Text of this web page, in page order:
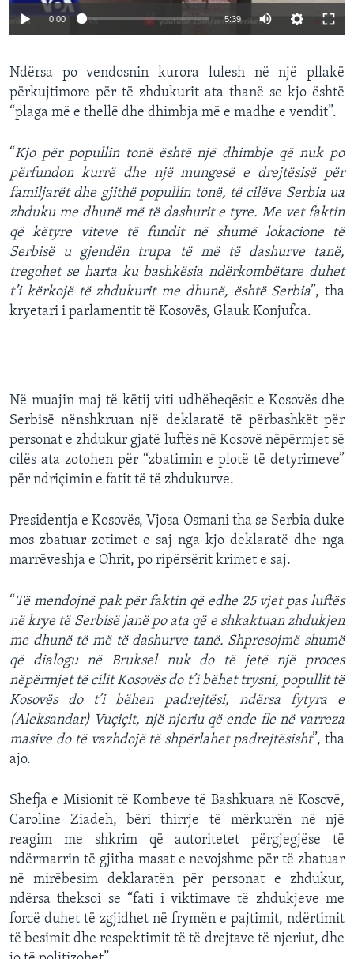
0:00 5:39
Ndërsa po vendosnin kurora lulesh në një pllakë
përkujtimore për të zhdukurit ata thanë se kjo është
“plaga më e thellë dhe dhimbja më e madhe e vendit”.
“Kjo për popullin tonë është një dhimbje që nuk po
përfundon kurrë dhe një mungesë e drejtësisë për
familjarët dhe gjithë popullin tonë, të cilëve Serbia ua
zhduku me dhunë më të dashurit e tyre. Me vet faktin
që këtyre viteve të fundit në shumë lokacione të
Serbisë u gjendën trupa të më të dashurve tanë,
tregohet se harta ku bashkësia ndërkombëtare duhet
t’i kërkojë të zhdukurit me dhunë, është Serbia”, tha
kryetari i parlamentit të Kosovës, Glauk Konjufca.
Në muajin maj të këtij viti udhëheqësit e Kosovës dhe
Serbisë nënshkruan një deklaratë të përbashkët për
personat e zhdukur gjatë luftës në Kosovë nëpërmjet së
cilës ata zotohen për “zbatimin e plotë të detyrimeve”
për ndriçimin e fatit të të zhdukurve.
Presidentja e Kosovës, Vjosa Osmani tha se Serbia duke
mos zbatuar zotimet e saj nga kjo deklaratë dhe nga
marrëveshja e Ohrit, po ripërsërit krimet e saj.
“Të mendojnë pak për faktin që edhe 25 vjet pas luftës
në krye të Serbisë janë po ata që e shkaktuan zhdukjen
me dhunë të më të dashurve tanë. Shpresojmë shumë
që dialogu në Bruksel nuk do të jetë një proces
nëpërmjet të cilit Kosovës do t’i bëhet trysni, popullit të
Kosovës do t’i bëhen padrejtësi, ndërsa fytyra e
(Aleksandar) Vuçiçit, një njeriu që ende fle në varreza
masive do të vazhdojë të shpërlahet padrejtësisht”, tha
ajo.
Shefja e Misionit të Kombeve të Bashkuara në Kosovë,
Caroline Ziadeh, bëri thirrje të mërkurën në një
reagim me shkrim që autoritetet përgjegjëse të
ndërmarrin të gjitha masat e nevojshme për të zbatuar
në mirëbesim deklaratën për personat e zhdukur,
ndërsa theksoi se “fati i viktimave të zhdukjeve me
forcë duhet të zgjidhet në frymën e pajtimit, ndërtimit
të besimit dhe respektimit të të drejtave të njeriut, dhe